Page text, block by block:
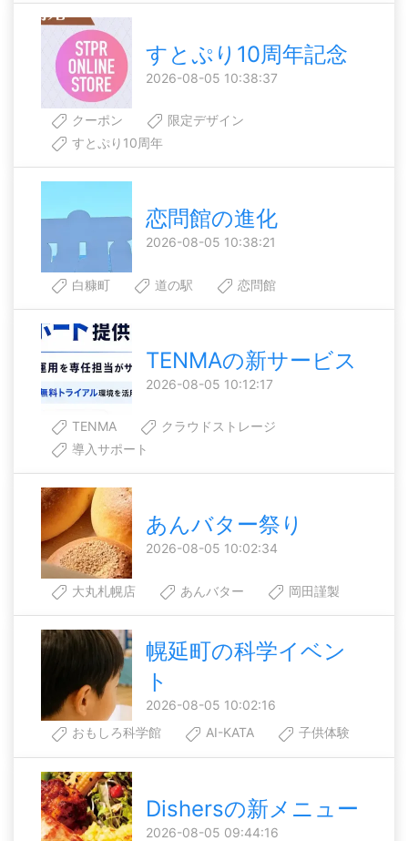
すとぷり10周年記念
2026-08-05 10:38:37
クーポン
限定デザイン
すとぷり10周年
恋問館の進化
2026-08-05 10:38:21
白糠町 道の駅 恋問館
TENMAの新サービス
2026-08-05 10:12:17
TENMA
クラウドストレージ
導入サポート
あんバター祭り
2026-08-05 10:02:34
大丸札幌店 あんバター 岡田謹製
幌延町の科学イベン
ト
2026-08-05 10:02:16
おもしろ科学館
AI-KATA 子供体験
Dishersの新メニュー
2026-08-05 09:44:16